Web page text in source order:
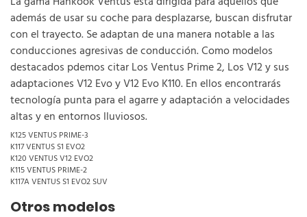
además de usar su coche para desplazarse, buscan disfrutar
con el trayecto. Se adaptan de una manera notable a las
conducciones agresivas de conducción. Como modelos
destacados pdemos citar Los Ventus Prime 2, Los V12 y sus
adaptaciones V12 Evo y V12 Evo K110. En ellos encontrarás
tecnología punta para el agarre y adaptación a velocidades
altas y en entornos lluviosos.
K125 VENTUS PRIME-3
K117 VENTUS S1 EVO2
K120 VENTUS V12 EVO2
K115 VENTUS PRIME-2
K117A VENTUS S1 EVO2 SUV
Otros modelos